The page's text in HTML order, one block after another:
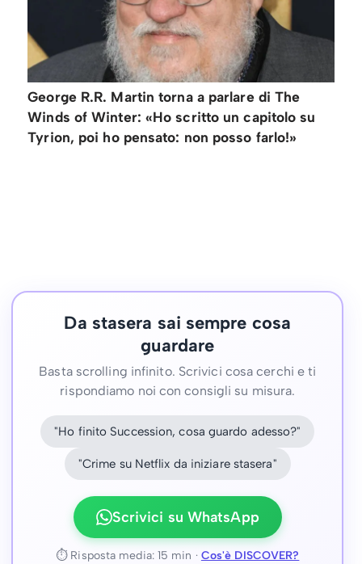
George R.R. Martin torna a parlare di The
Winds of Winter: «Ho scritto un capitolo su
Tyrion, poi ho pensato: non posso farlo!»
Da stasera sai sempre cosa
guardare
Basta scrolling infinito. Scrivici cosa cerchi e ti
rispondiamo noi con consigli su misura.
"Ho finito Succession, cosa guardo adesso?"
"Crime su Netflix da iniziare stasera"
Scrivici su WhatsApp
⏱ Risposta media: 15 min · Cos'è DISCOVER?